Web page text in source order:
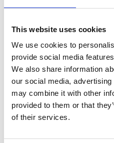
This website uses cookies
We use cookies to
provide social media
We also share information
our social media,
may combine it with other
provided to them or that
of their services.
Trollingfiske max 4
Fiske efter öring och
1/10 t.o.m. 31/12.
Max 3 st laxfiskar per
Minimått för öring,
cm.
En utförlig djupkarta finns
bokhandel.
Sjösättningsramp